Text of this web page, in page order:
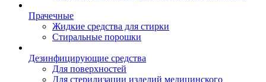
Прачечные
Жидкие средства для стирки
Стиральные порошки
Дезинфицирующие средства
Для поверхностей
Для стерилизации изделий медицинского